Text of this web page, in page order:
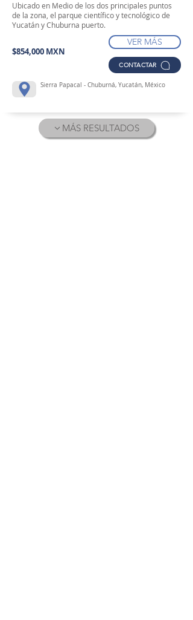
Ubicado en Medio de los dos principales puntos
de la zona, el parque científico y tecnológico de
Yucatán y Chuburna puerto.
$854,000 MXN
VER MÁS
CONTACTAR
Sierra Papacal - Chuburná, Yucatán, México
MÁS RESULTADOS